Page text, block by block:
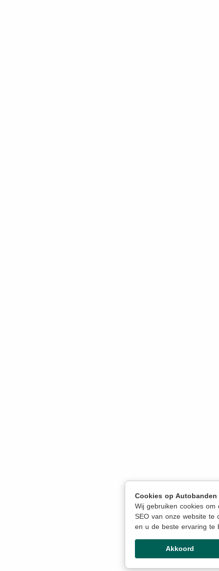
Cookies op Autobanden
Wij gebruiken cookies om
SEO van onze website te
en u de beste ervaring te
Akkoord